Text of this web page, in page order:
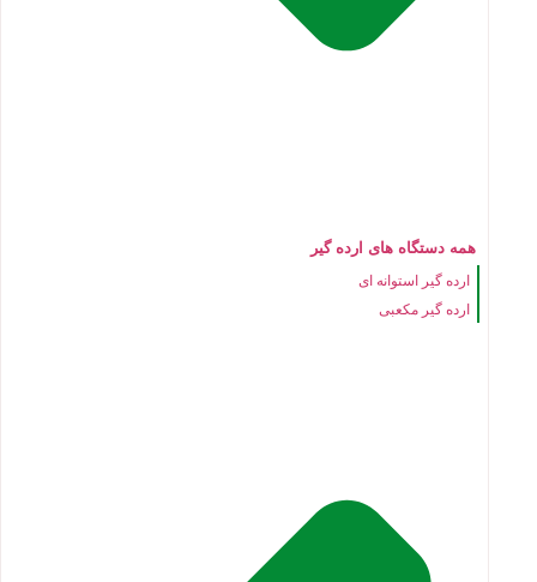
همه دستگاه های ارده گیر
ارده گیر استوانه ای
ارده گیر مکعبی